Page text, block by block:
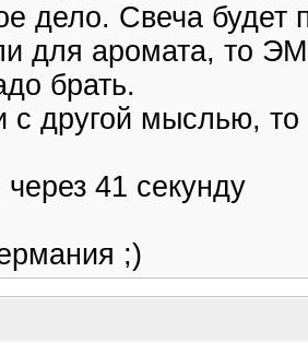
дело. Свеча будет
для аромата, то
брать.
с другой мыслью,
41 секунду
;)